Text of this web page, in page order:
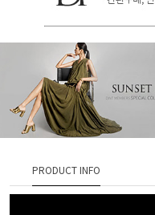
PRODUCT INFO